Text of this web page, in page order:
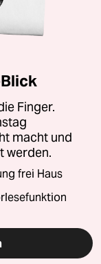
Finger.
macht und
werden.
frei Haus